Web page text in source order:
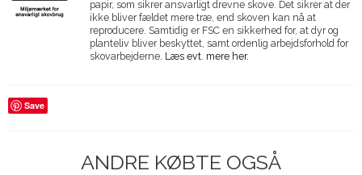
papir, som sikrer ansvarligt drevne skove. Det sikrer at der
ikke bliver fældet mere træ, end skoven kan nå at
reproducere. Samtidig er FSC en sikkerhed for, at dyr og
planteliv bliver beskyttet, samt ordenlig arbejdsforhold for
skovarbejderne. Læs evt. mere her.
Save
ANDRE KØBTE OGSÅ